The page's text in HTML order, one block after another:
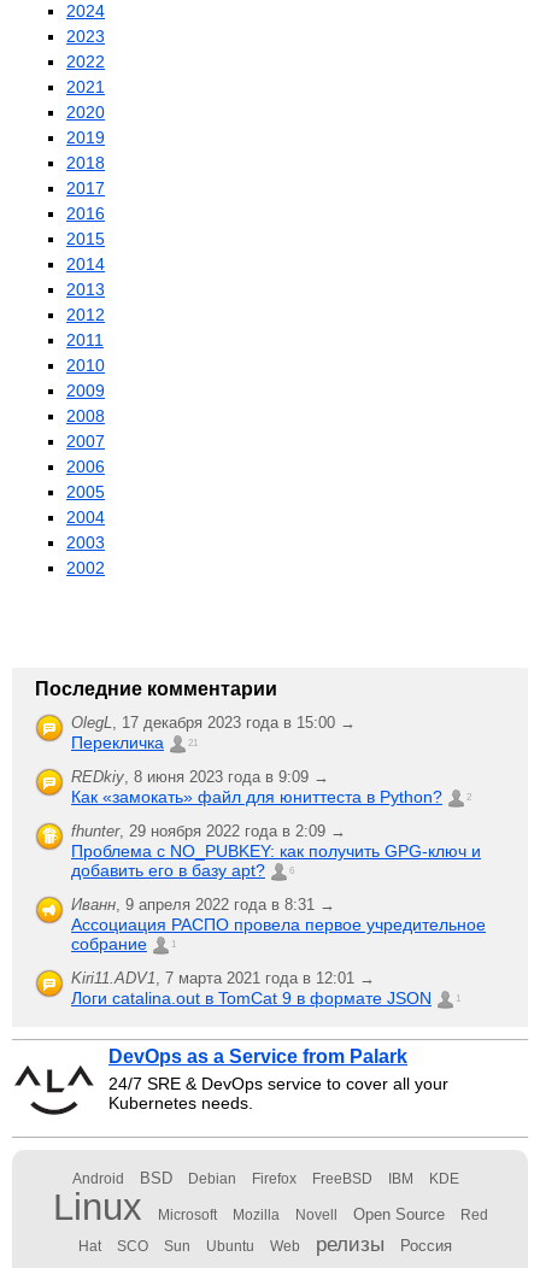
2024
2023
2022
2021
2020
2019
2018
2017
2016
2015
2014
2013
2012
2011
2010
2009
2008
2007
2006
2005
2004
2003
2002
Последние комментарии
OlegL, 17 декабря 2023 года в 15:00 →
Перекличка 21
REDkiy, 8 июня 2023 года в 9:09 →
Как «замокать» файл для юниттеста в Python? 2
fhunter, 29 ноября 2022 года в 2:09 →
Проблема с NO_PUBKEY: как получить GPG-ключ и
добавить его в базу apt?
6
Иванн, 9 апреля 2022 года в 8:31 →
Ассоциация РАСПО провела первое учредительное
собрание
1
Kiri11.ADV1, 7 марта 2021 года в 12:01 →
Логи catalina.out в TomCat 9 в формате JSON 1
DevOps as a Service from Palark
24/7 SRE & DevOps service to cover all your
Kubernetes needs.
Android BSD Debian Firefox FreeBSD IBM KDE
Linux Microsoft Mozilla Novell Open Source Red
Hat SCO Sun Ubuntu Web релизы Россия